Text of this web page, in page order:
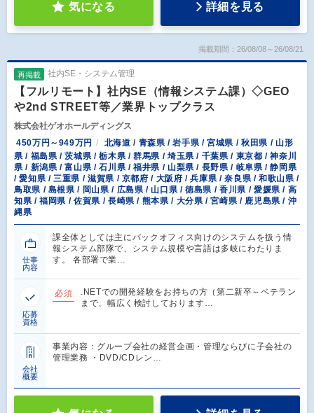
気になる 詳細を見る
掲載期間：26/08/08～26/08/21
再掲載 社内SE・システム管理
【フルリモート】社内SE（情報システム課）◇GEO
や2nd STREET等／業界トップクラス
株式会社ゲオホールディングス
450万円～949万円
北海道 / 青森県 / 岩手県 / 宮城県 / 秋田県 / 山形
県 / 福島県 / 茨城県 / 栃木県 / 群馬県 / 埼玉県 / 千葉県 / 東京都 / 神奈川
県 / 新潟県 / 富山県 / 石川県 / 福井県 / 山梨県 / 長野県 / 岐阜県 / 静岡県
/ 愛知県 / 三重県 / 滋賀県 / 京都府 / 大阪府 / 兵庫県 / 奈良県 / 和歌山県 /
鳥取県 / 島根県 / 岡山県 / 広島県 / 山口県 / 徳島県 / 香川県 / 愛媛県 / 高
知県 / 福岡県 / 佐賀県 / 長崎県 / 熊本県 / 大分県 / 宮崎県 / 鹿児島県 / 沖
縄県
仕事
内容
課全体としては主にバックオフィス向けのシステムを扱う情
報システム部隊で、システム規模や言語は多岐にわたりま
す。 各部署で業…
応募
資格
必須
.NETでの開発経験をお持ちの方（第二新卒～ベテラン
まで、幅広く検討しております…
会社
概要
事業内容：グループ会社の経営企画・管理ならびに子会社の
管理業務 ・DVD/CDレン…